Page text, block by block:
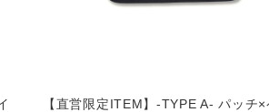
【直営限定ITEM】-TYPE A- パッチ×